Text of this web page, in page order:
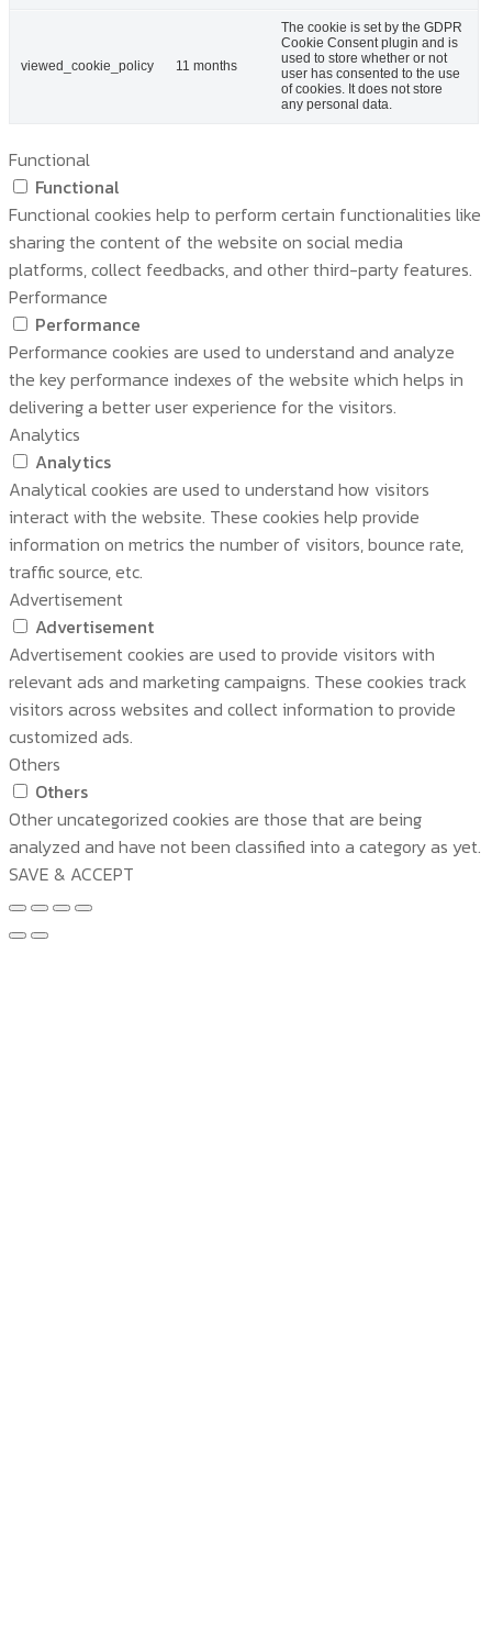
viewed_cookie_policy 11 months
The cookie is set by the GDPR
Cookie Consent plugin and is
used to store whether or not
user has consented to the use
of cookies. It does not store
any personal data.
Functional
Functional
Functional cookies help to perform certain functionalities like
sharing the content of the website on social media
platforms, collect feedbacks, and other third-party features.
Performance
Performance
Performance cookies are used to understand and analyze
the key performance indexes of the website which helps in
delivering a better user experience for the visitors.
Analytics
Analytics
Analytical cookies are used to understand how visitors
interact with the website. These cookies help provide
information on metrics the number of visitors, bounce rate,
traffic source, etc.
Advertisement
Advertisement
Advertisement cookies are used to provide visitors with
relevant ads and marketing campaigns. These cookies track
visitors across websites and collect information to provide
customized ads.
Others
Others
Other uncategorized cookies are those that are being
analyzed and have not been classified into a category as yet.
SAVE & ACCEPT